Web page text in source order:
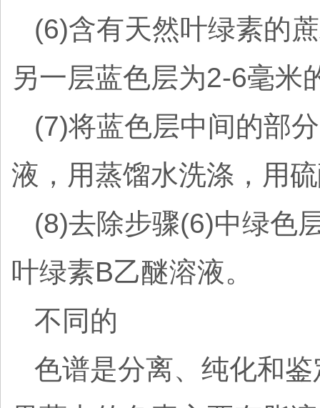
(6)含有天然叶绿素的
另一层蓝色层为2-6毫米
(7)将蓝色层中间的部
液，用蒸馏水洗涤，用
(8)去除步骤(6)中绿色
叶绿素B乙醚溶液。
不同的
色谱是分离、纯化和